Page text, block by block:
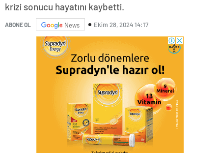
krizi sonucu hayatını kaybetti.
ABONE OL News Ekim 28, 2024 14:17